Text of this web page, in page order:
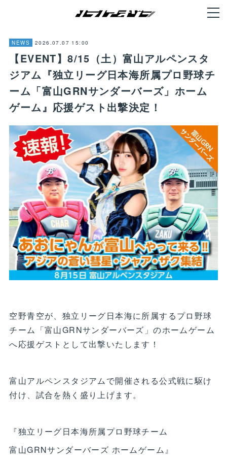
NEWS 2026.07.07 15:00
【EVENT】8/15（土）富山アルペンスタ
ジアム『独立リーグ日本海所属プロ野球チ
ーム「富山GRNサンダーバーズ」ホーム
ゲーム』応援ゲスト出撃決定！
空野青空が、独立リーグ日本海に所属するプロ野球
チーム「富山GRNサンダーバーズ」のホームゲーム
へ応援ゲストとして出撃いたします！
富山アルペンスタジアムで開催される公式戦に駆け
付け、試合を熱く盛り上げます。
『独立リーグ日本海所属プロ野球チーム
富山GRNサンダーバーズ ホームゲーム』